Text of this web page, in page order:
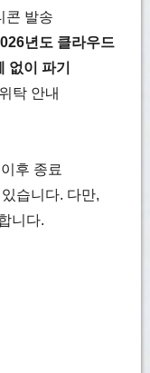
콘 발송
년도 클라우드
없이 파기
탁 안내
후 종료
습니다. 다만,
니다.